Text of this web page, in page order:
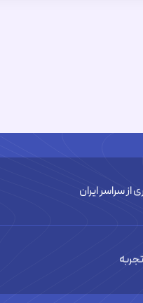
از سراسر ایران